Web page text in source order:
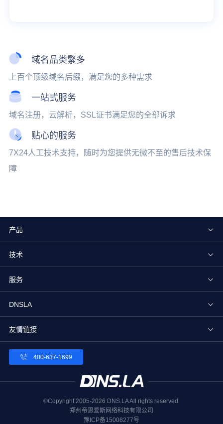
域名品类繁多
上百个顶级域名后缀，满足您的多种需求
一站式服务
域名注册，云解析，SSL证书满足您的全部诉求
贴心的服务
7X24人工技术支持，随时为您提供无微不至的售后技术保
障
产品
技术
服务
DNSLA
友情链接
400-637-1699
©Copyright 2005-2026 DNS.LA All rights reserved.
郑州帝恩爱斯网络科技有限公司
豫ICP备15008277号